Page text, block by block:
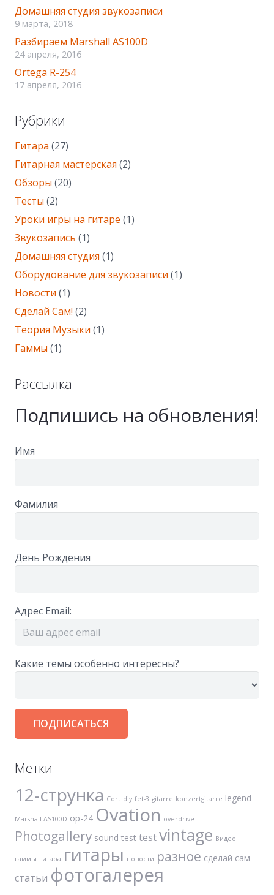
Домашняя студия звукозаписи
9 марта, 2018
Разбираем Marshall AS100D
24 апреля, 2016
Ortega R-254
17 апреля, 2016
Рубрики
Гитара (27)
Гитарная мастерская (2)
Обзоры (20)
Тесты (2)
Уроки игры на гитаре (1)
Звукозапись (1)
Домашняя студия (1)
Оборудование для звукозаписи (1)
Новости (1)
Сделай Сам! (2)
Теория Музыки (1)
Гаммы (1)
Рассылка
Подпишись на обновления!
Имя
Фамилия
День Рождения
Адрес Email:
Какие темы особенно интересны?
Метки
12-струнка Cort diy fet-3 gitarre konzertgitarre legend
Marshall AS100D op-24 Ovation overdrive
Photogallery sound test testvintage Видео
гаммы гитара гитары новости разное сделай сам
статьи фотогалерея